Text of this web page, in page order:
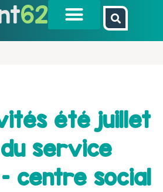
62
été juillet
du service
centre social